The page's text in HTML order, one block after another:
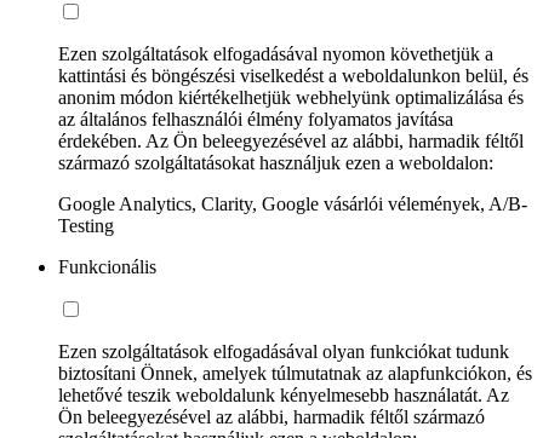
Ezen szolgáltatások elfogadásával nyomon követhetjük a
kattintási és böngészési viselkedést a weboldalunkon belül, és
anonim módon kiértékelhetjük webhelyünk optimalizálása és
az általános felhasználói élmény folyamatos javítása
érdekében. Az Ön beleegyezésével az alábbi, harmadik féltől
származó szolgáltatásokat használjuk ezen a weboldalon:
Google Analytics, Clarity, Google vásárlói vélemények, A/B-
Testing
Funkcionális
Ezen szolgáltatások elfogadásával olyan funkciókat tudunk
biztosítani Önnek, amelyek túlmutatnak az alapfunkciókon, és
lehetővé teszik weboldalunk kényelmesebb használatát. Az
Ön beleegyezésével az alábbi, harmadik féltől származó